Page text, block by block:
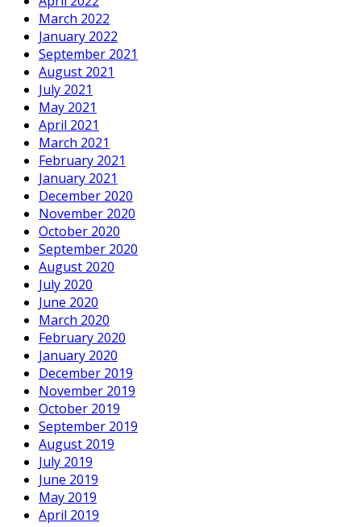
March 2022
January 2022
September 2021
August 2021
July 2021
May 2021
April 2021
March 2021
February 2021
January 2021
December 2020
November 2020
October 2020
September 2020
August 2020
July 2020
June 2020
March 2020
February 2020
January 2020
December 2019
November 2019
October 2019
September 2019
August 2019
July 2019
June 2019
May 2019
April 2019